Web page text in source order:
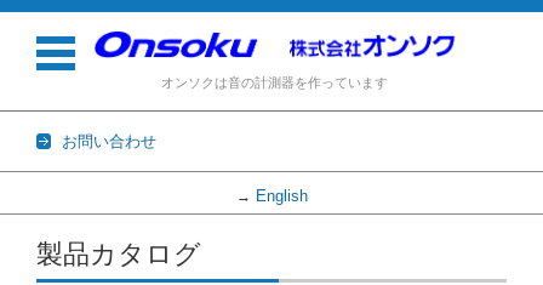
オンソクは音の計測器を作っています
お問い合わせ
→ English
コンテンツに移動
製品カタログ